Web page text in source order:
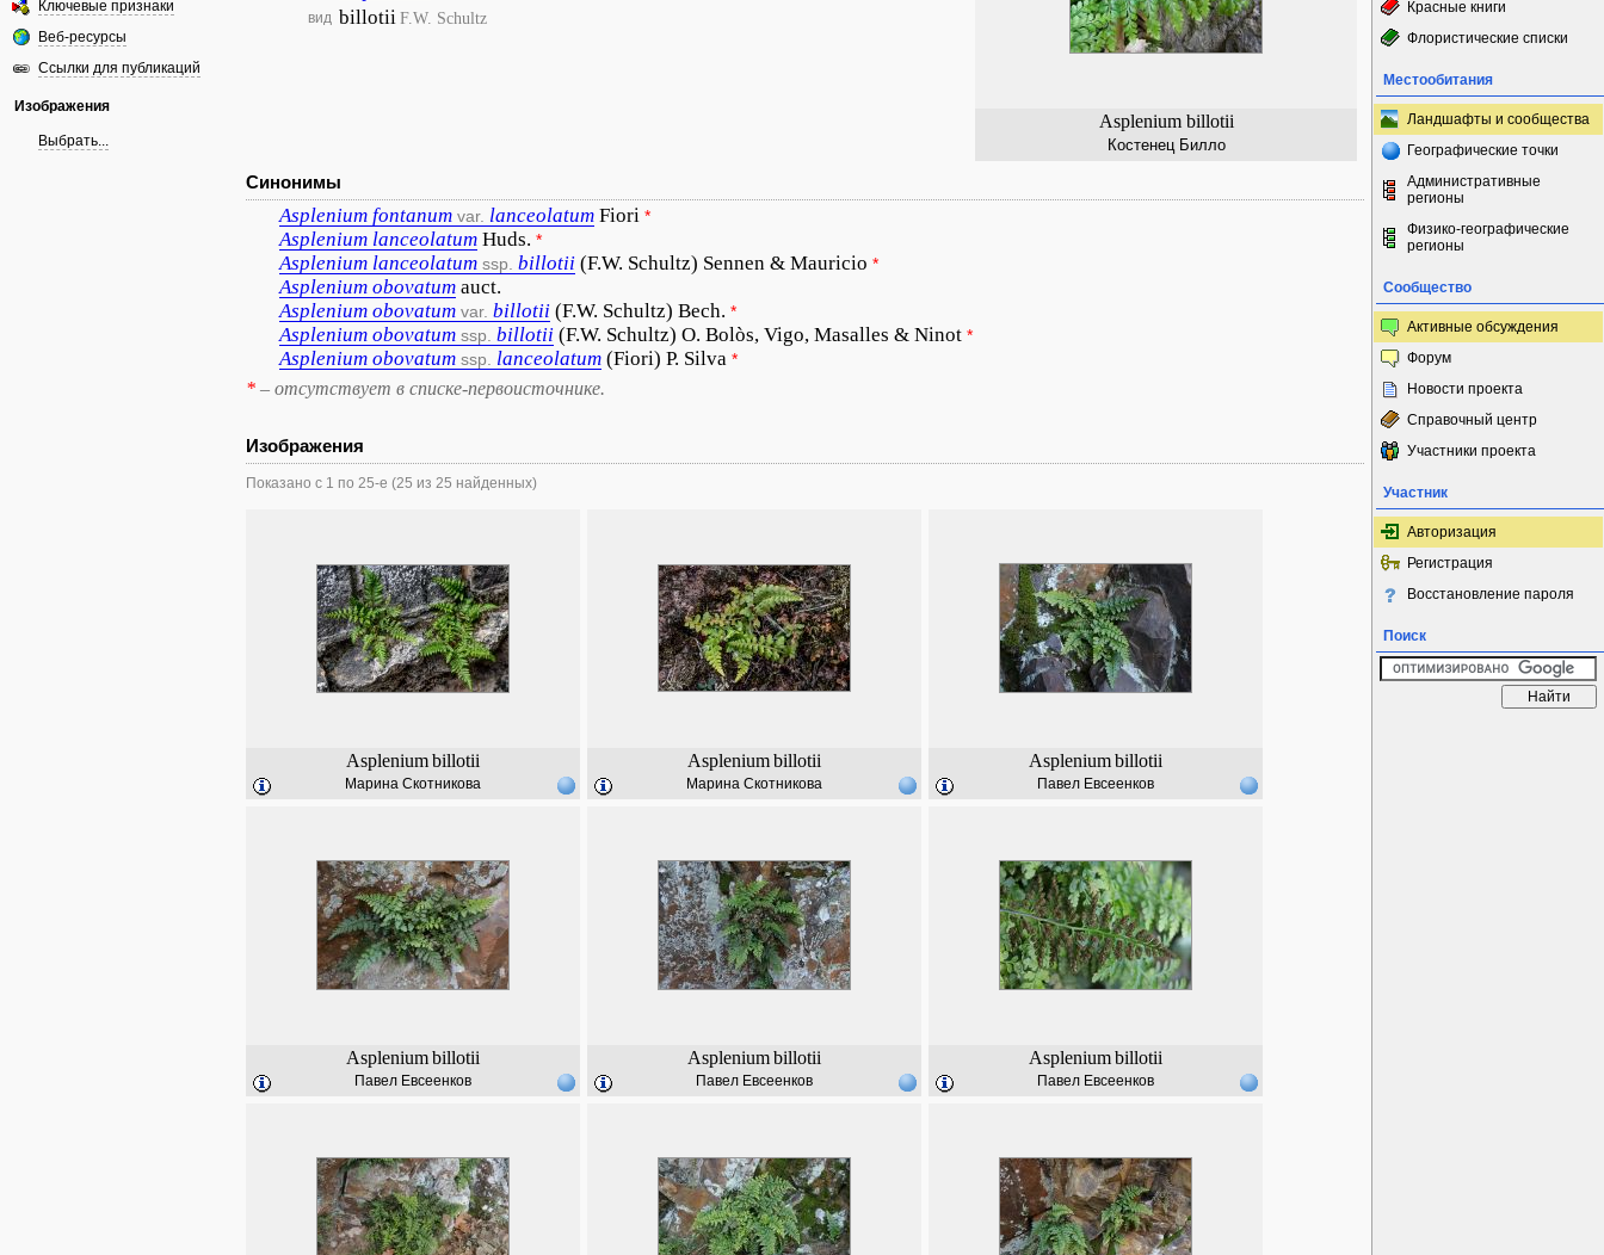
Ключевые признаки
Веб-ресурсы
Ссылки для публикаций
Изображения
Выбрать...
Asplenium billotii
Костенец Билло
вид billotiiF.W. Schultz
Синонимы
Asplenium fontanum var. lanceolatum Fiori *
Asplenium lanceolatum Huds. *
Asplenium lanceolatum ssp. billotii (F.W. Schultz) Sennen & Mauricio *
Asplenium obovatum auct.
Asplenium obovatum var. billotii (F.W. Schultz) Bech. *
Asplenium obovatum ssp. billotii (F.W. Schultz) O. Bolòs, Vigo, Masalles & Ninot *
Asplenium obovatum ssp. lanceolatum (Fiori) P. Silva *
* – отсутствует в списке-первоисточнике.
Изображения
Показано с 1 по 25-е (25 из 25 найденных)
Aspleniumbillotii
Марина Скотникова
Aspleniumbillotii
Марина Скотникова
Aspleniumbillotii
Павел Евсеенков
Aspleniumbillotii
Павел Евсеенков
Aspleniumbillotii
Павел Евсеенков
Aspleniumbillotii
Павел Евсеенков
Красные книги
Флористические списки
Местообитания
Ландшафты и сообщества
Географические точки
Административные
регионы
Физико-географические
регионы
Сообщество
Активные обсуждения
Форум
Новости проекта
Справочный центр
Участники проекта
Участник
Авторизация
Регистрация
Восстановление пароля
Поиск